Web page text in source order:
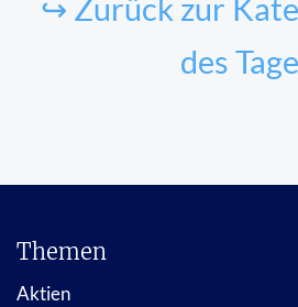
↪ Zurück zur
des
Themen
Aktien